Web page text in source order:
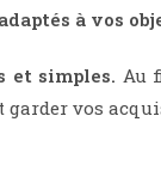
à vos
et simples. Au
garder vos